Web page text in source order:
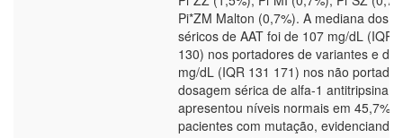
Pi*ZM Malton (0,7%). A mediana dos
séricos de AAT foi de 107 mg/dL (IQR
130) nos portadores de variantes e de
mg/dL (IQR 131 171) nos não
dosagem sérica de alfa-1 antitripsina
apresentou níveis normais em 45,7%
pacientes com mutação, evidenciando